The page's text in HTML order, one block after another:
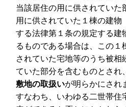
当該居住の用に供されていた
用に供されていた１棟の建物
する法律第１条の規定する建
るものである場合は、この１
されていた宅地等のうち被相
ていた部分を含むものとされ
敷地の取扱いが明らかにされ
すなわち、いわゆる二世帯住